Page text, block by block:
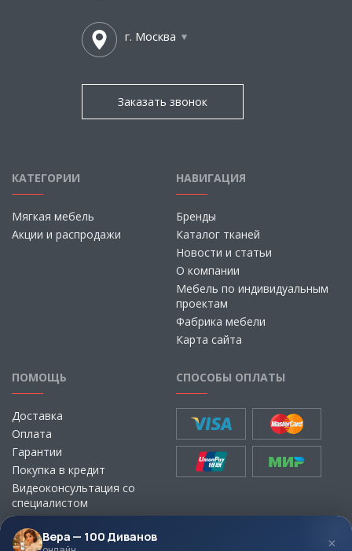
г. Москва
Заказать звонок
КАТЕГОРИИ
Мягкая мебель
Акции и распродажи
НАВИГАЦИЯ
Бренды
Каталог тканей
Новости и статьи
О компании
Мебель по индивидуальным
проектам
Фабрика мебели
Карта сайта
ПОМОЩЬ
Доставка
Оплата
Гарантии
Покупка в кредит
Видеоконсультация со
специалистом
Выбор ткани для мебели без
визита в магазин
СПОСОБЫ ОПЛАТЫ
Вера — 100 Диванов ×